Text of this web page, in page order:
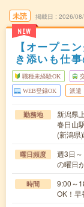
未読
NEW
掲載日 2026/
【オープニ
き添いも仕
職種未経験OK
WEB登録OK 派遣
勤務地
新潟県
春日山
(新潟県
曜日頻度
週3日
の曜日
時間
9:00～
OK！